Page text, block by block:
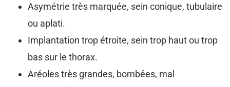
Asymétrie très marquée, sein conique, tubulaire
ou aplati.
Implantation trop étroite, sein trop haut ou trop
bas sur le thorax.
Aréoles très grandes, bombées, mal